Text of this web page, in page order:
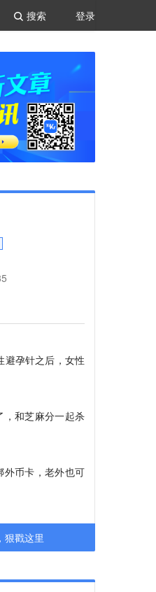
登录
搜索
避孕针之后，女性
，和芝麻分一起杀
外币卡，老外也可
狠戳这里